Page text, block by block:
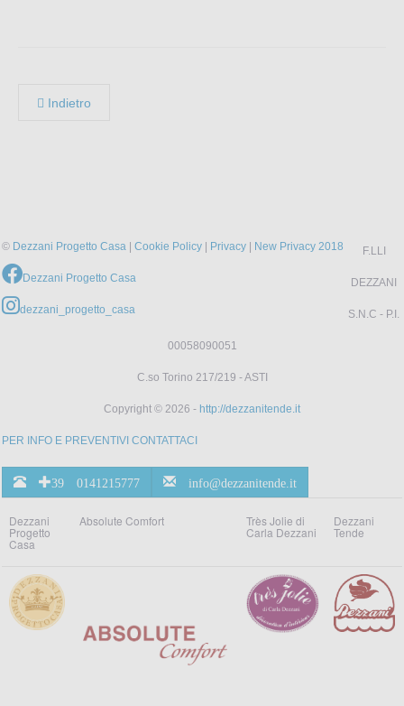
Indietro
© Dezzani Progetto Casa Cookie Policy Privacy New Privacy 2018
Dezzani Progetto Casa
dezzani_progetto_casa
F.LLI
DEZZANI
S.N.C - P.I.
00058090051
C.so Torino 217/219 - ASTI
Copyright © 2026 - http://dezzanitende.it
PER INFO E PREVENTIVI CONTATTACI
+39 0141215777 info@dezzanitende.it
Dezzani
Progetto
Casa
Absolute Comfort Très Jolie di
Carla Dezzani
Dezzani
Tende